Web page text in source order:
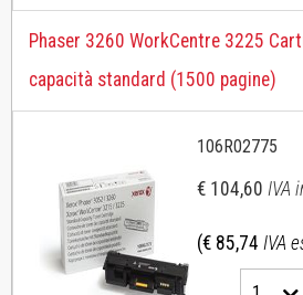
Phaser 3260 WorkCentre 3225
capacità standard (1500 pagine)
106R02775
€ 104,60 IVA
(€ 85,74 IVA